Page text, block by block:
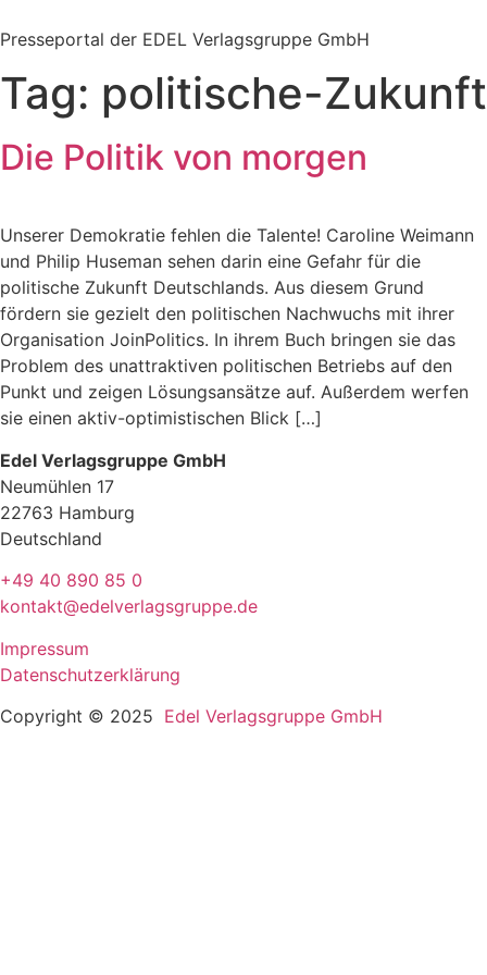
Inhalt
Presseportal der EDEL Verlagsgruppe GmbH
Tag: politische-Zukunft
Die Politik von morgen
Unserer Demokratie fehlen die Talente! Caroline Weimann
und Philip Huseman sehen darin eine Gefahr für die
politische Zukunft Deutschlands. Aus diesem Grund
fördern sie gezielt den politischen Nachwuchs mit ihrer
Organisation JoinPolitics. In ihrem Buch bringen sie das
Problem des unattraktiven politischen Betriebs auf den
Punkt und zeigen Lösungsansätze auf. Außerdem werfen
sie einen aktiv-optimistischen Blick […]
Edel Verlagsgruppe GmbH
Neumühlen 17
22763 Hamburg
Deutschland
+49 40 890 85 0
kontakt@edelverlagsgruppe.de
Impressum
Datenschutzerklärung
Copyright © 2025 Edel Verlagsgruppe GmbH